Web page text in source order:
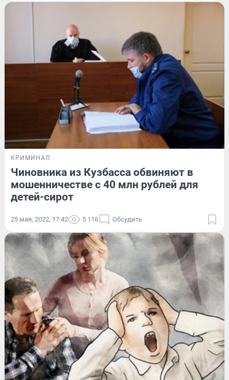
КРИМИНАЛ
Чиновника из Кузбасса обвиняют в
мошенничестве с 40 млн рублей для
детей-сирот
25 мая, 2022, 17:42 5 116 Обсудить